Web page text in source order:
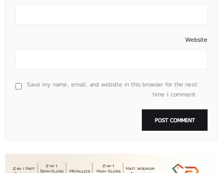
Website
Save my name, email, and website in this browser for the next
time I comment.